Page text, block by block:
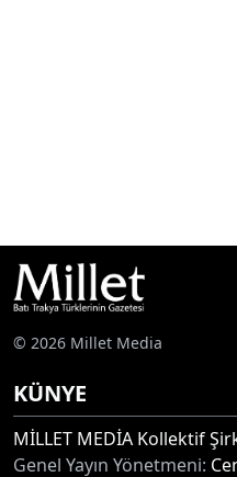
© 2026 Millet Media
KÜNYE
MİLLET MEDİA Kollektif
Genel Yayın Yönetmeni: